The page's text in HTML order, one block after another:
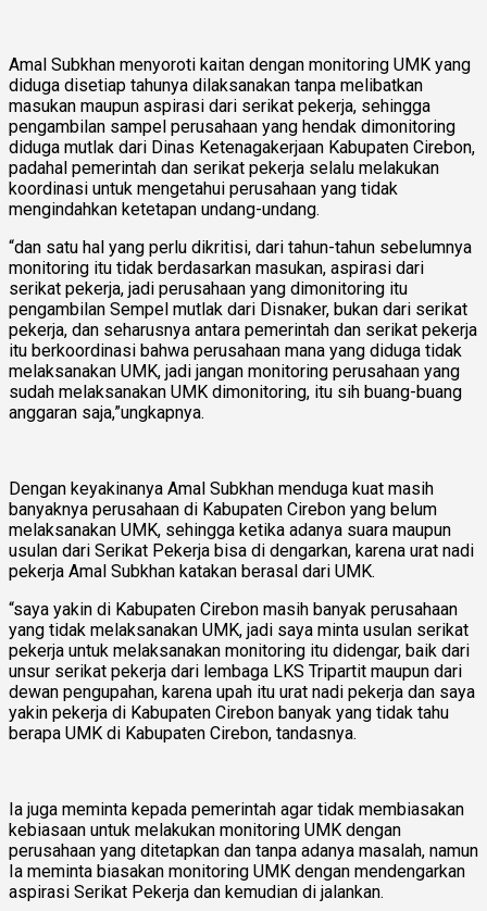
Amal Subkhan menyoroti kaitan dengan monitoring UMK yang
diduga disetiap tahunya dilaksanakan tanpa melibatkan
masukan maupun aspirasi dari serikat pekerja, sehingga
pengambilan sampel perusahaan yang hendak dimonitoring
diduga mutlak dari Dinas Ketenagakerjaan Kabupaten Cirebon,
padahal pemerintah dan serikat pekerja selalu melakukan
koordinasi untuk mengetahui perusahaan yang tidak
mengindahkan ketetapan undang-undang.
“dan satu hal yang perlu dikritisi, dari tahun-tahun sebelumnya
monitoring itu tidak berdasarkan masukan, aspirasi dari
serikat pekerja, jadi perusahaan yang dimonitoring itu
pengambilan Sempel mutlak dari Disnaker, bukan dari serikat
pekerja, dan seharusnya antara pemerintah dan serikat pekerja
itu berkoordinasi bahwa perusahaan mana yang diduga tidak
melaksanakan UMK, jadi jangan monitoring perusahaan yang
sudah melaksanakan UMK dimonitoring, itu sih buang-buang
anggaran saja,”ungkapnya.
Dengan keyakinanya Amal Subkhan menduga kuat masih
banyaknya perusahaan di Kabupaten Cirebon yang belum
melaksanakan UMK, sehingga ketika adanya suara maupun
usulan dari Serikat Pekerja bisa di dengarkan, karena urat nadi
pekerja Amal Subkhan katakan berasal dari UMK.
“saya yakin di Kabupaten Cirebon masih banyak perusahaan
yang tidak melaksanakan UMK, jadi saya minta usulan serikat
pekerja untuk melaksanakan monitoring itu didengar, baik dari
unsur serikat pekerja dari lembaga LKS Tripartit maupun dari
dewan pengupahan, karena upah itu urat nadi pekerja dan saya
yakin pekerja di Kabupaten Cirebon banyak yang tidak tahu
berapa UMK di Kabupaten Cirebon, tandasnya.
Ia juga meminta kepada pemerintah agar tidak membiasakan
kebiasaan untuk melakukan monitoring UMK dengan
perusahaan yang ditetapkan dan tanpa adanya masalah, namun
Ia meminta biasakan monitoring UMK dengan mendengarkan
aspirasi Serikat Pekerja dan kemudian di jalankan.